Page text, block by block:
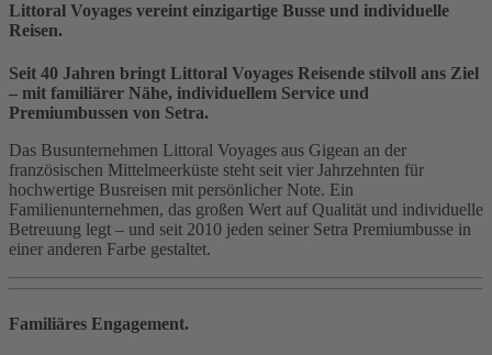
Littoral Voyages vereint einzigartige Busse und individuelle
Reisen.
Seit 40 Jahren bringt Littoral Voyages Reisende stilvoll ans Ziel
– mit familiärer Nähe, individuellem Service und
Premiumbussen von Setra.
Das Busunternehmen Littoral Voyages aus Gigean an der
französischen Mittelmeerküste steht seit vier Jahrzehnten für
hochwertige Busreisen mit persönlicher Note. Ein
Familienunternehmen, das großen Wert auf Qualität und individuelle
Betreuung legt – und seit 2010 jeden seiner Setra Premiumbusse in
einer anderen Farbe gestaltet.
Familiäres Engagement.